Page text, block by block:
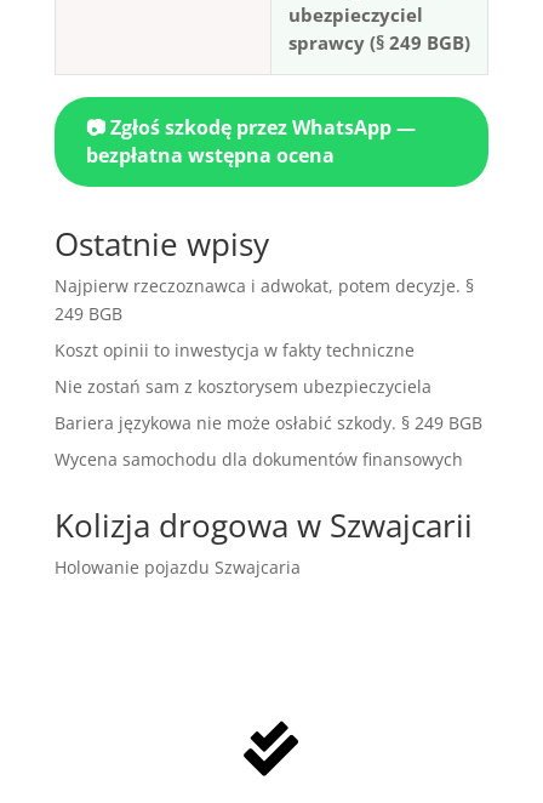
ubezpieczyciel
sprawcy (§ 249 BGB)
📷 Zgłoś szkodę przez WhatsApp —
bezpłatna wstępna ocena
Ostatnie wpisy
Najpierw rzeczoznawca i adwokat, potem decyzje. §
249 BGB
Koszt opinii to inwestycja w fakty techniczne
Nie zostań sam z kosztorysem ubezpieczyciela
Bariera językowa nie może osłabić szkody. § 249 BGB
Wycena samochodu dla dokumentów finansowych
Kolizja drogowa w Szwajcarii
Holowanie pojazdu Szwajcaria
